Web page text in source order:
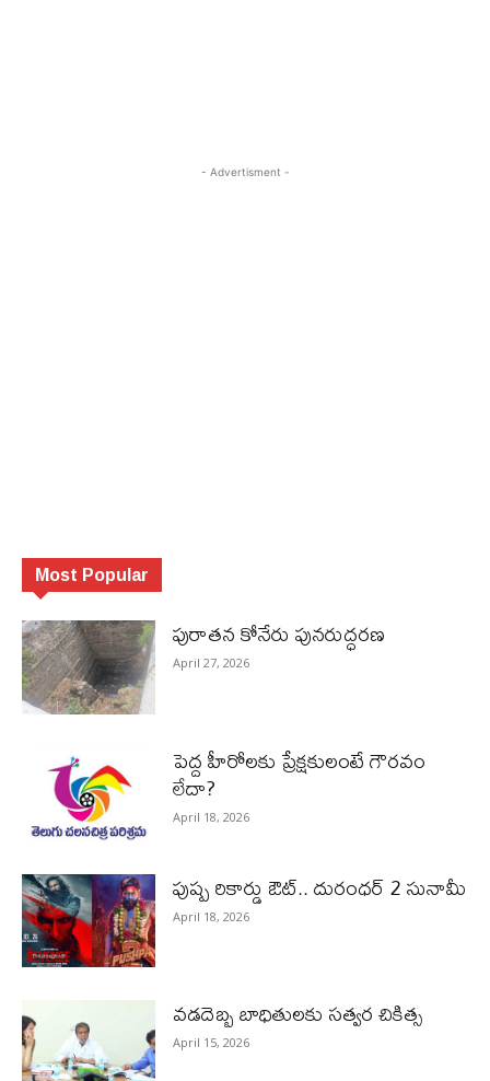
- Advertisment -
Most Popular
పురాత‌న కోనేరు పున‌రుద్ధ‌ర‌ణ
April 27, 2026
పెద్ద హీరోల‌కు ప్రేక్ష‌కులంటే గౌర‌వం
లేదా?
April 18, 2026
పుష్ప రికార్డు ఔట్‌.. దురంధ‌ర్ 2 సునామీ
April 18, 2026
వడదెబ్బ బాధితులకు సత్వర చికిత్స
April 15, 2026